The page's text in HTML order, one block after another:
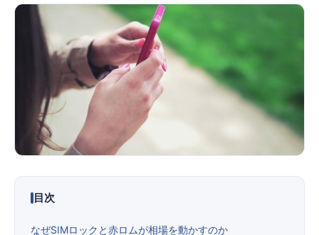
コラム
便利ツール
お問い合わせ
オンラインショップ
目次
なぜSIMロックと赤ロムが相場を動かすのか